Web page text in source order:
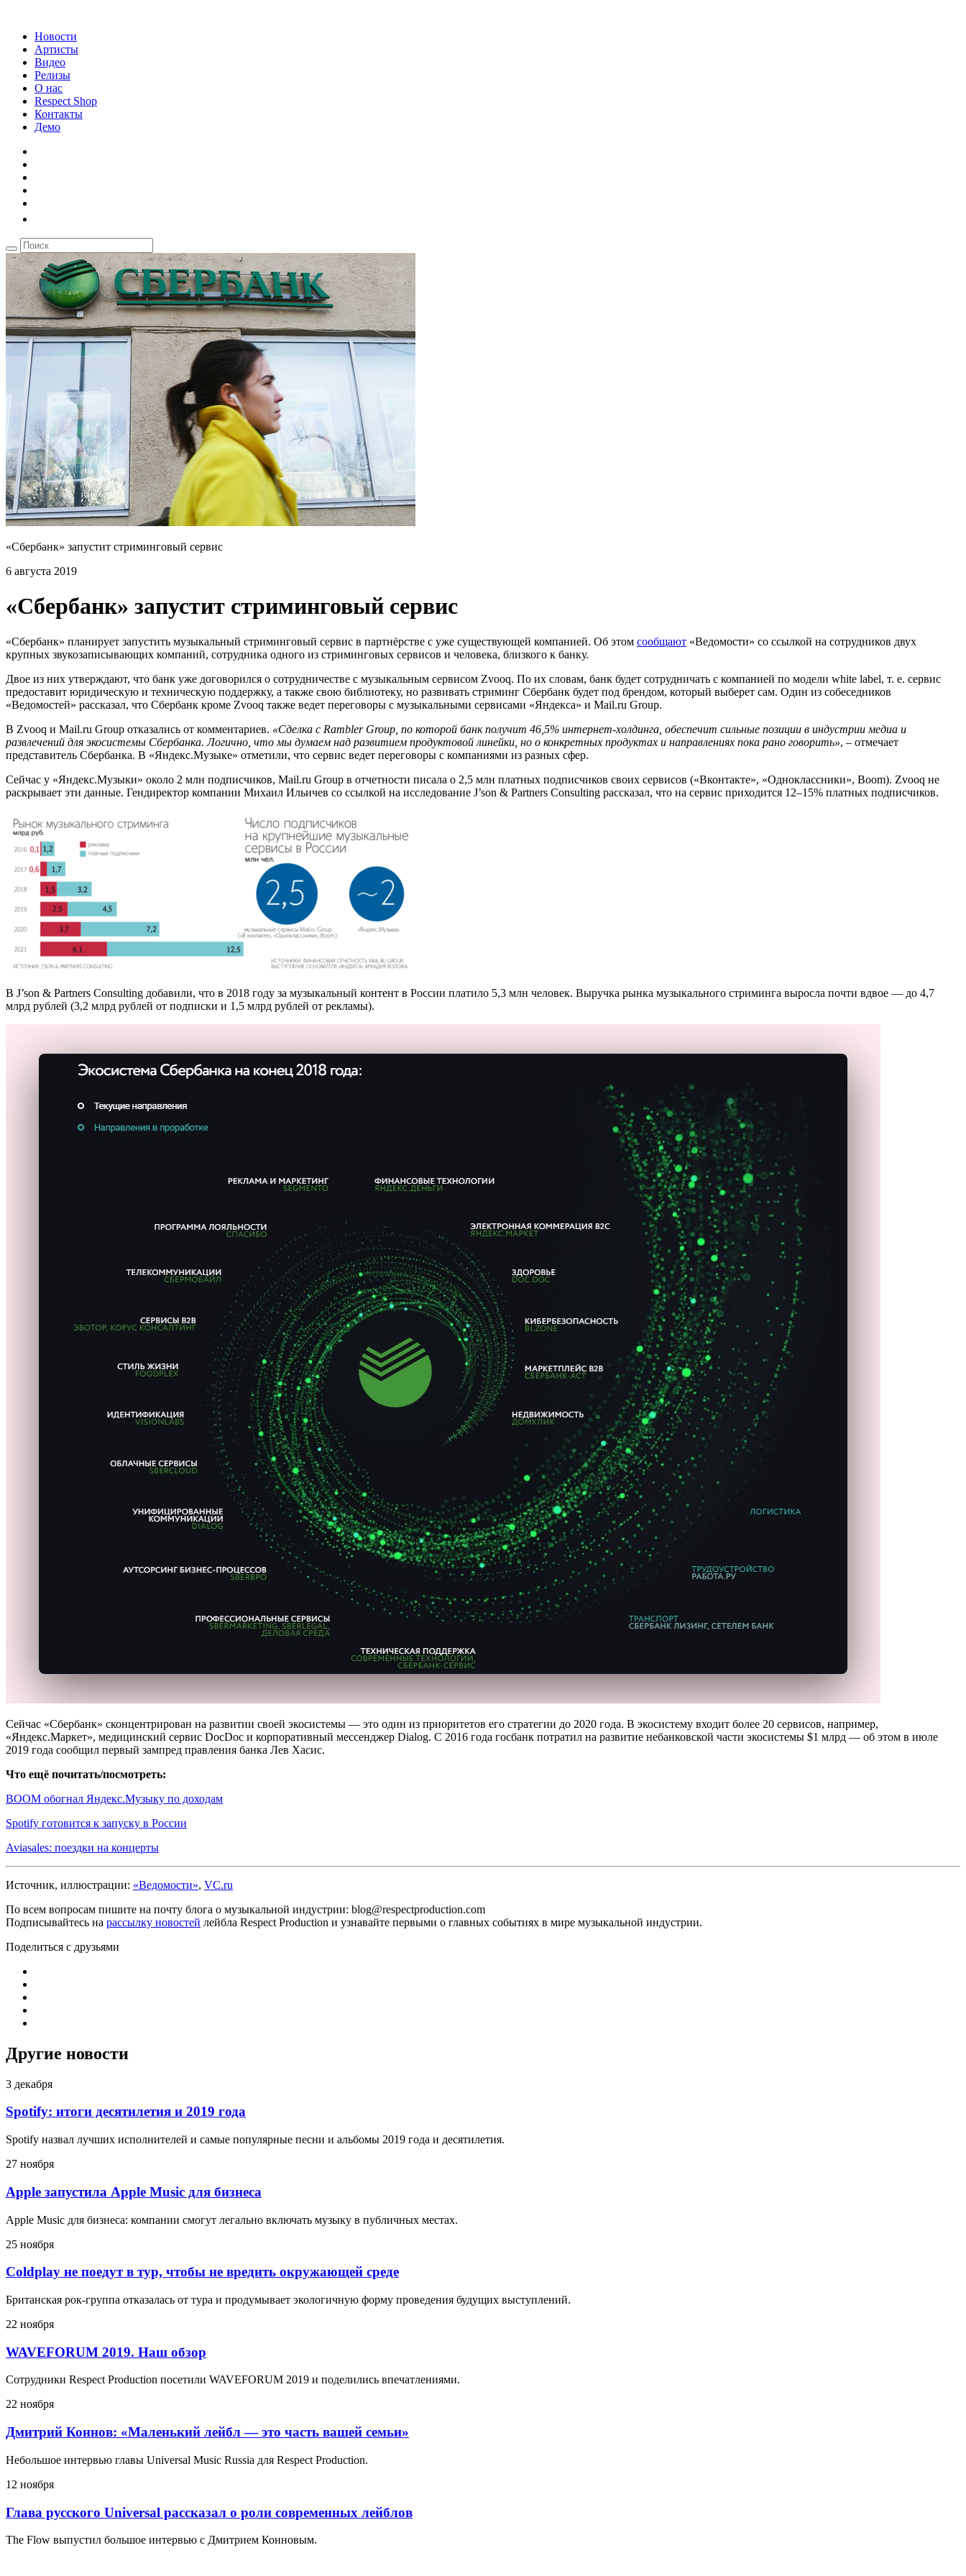
Новости
Артисты
Видео
Релизы
О нас
Respect Shop
Контакты
Демо
«Сбербанк» запустит стриминговый сервис
6 августа 2019
«Сбербанк» запустит стриминговый сервис
«Сбербанк» планирует запустить музыкальный стриминговый сервис в партнёрстве с уже существующей компанией. Об этом сообщают «Ведомости» со ссылкой на сотрудников двух
крупных звукозаписывающих компаний, сотрудника одного из стриминговых сервисов и человека, близкого к банку.
Двое из них утверждают, что банк уже договорился о сотрудничестве с музыкальным сервисом Zvooq. По их словам, банк будет сотрудничать с компанией по модели white label, т. е. сервис
предоставит юридическую и техническую поддержку, а также свою библиотеку, но развивать стриминг Сбербанк будет под брендом, который выберет сам. Один из собеседников
«Ведомостей» рассказал, что Сбербанк кроме Zvooq также ведет переговоры с музыкальными сервисами «Яндекса» и Mail.ru Group.
В Zvooq и Mail.ru Group отказались от комментариев. «Сделка с Rambler Group, по которой банк получит 46,5% интернет-холдинга, обеспечит сильные позиции в индустрии медиа и
развлечений для экосистемы Сбербанка. Логично, что мы думаем над развитием продуктовой линейки, но о конкретных продуктах и направлениях пока рано говорить», – отмечает
представитель Сбербанка. В «Яндекс.Музыке» отметили, что сервис ведет переговоры с компаниями из разных сфер.
Сейчас у «Яндекс.Музыки» около 2 млн подписчиков, Mail.ru Group в отчетности писала о 2,5 млн платных подписчиков своих сервисов («Вконтакте», «Одноклассники», Boom). Zvooq не
раскрывает эти данные. Гендиректор компании Михаил Ильичев со ссылкой на исследование J’son & Partners Consulting рассказал, что на сервис приходится 12–15% платных подписчиков.
В J’son & Partners Consulting добавили, что в 2018 году за музыкальный контент в России платило 5,3 млн человек. Выручка рынка музыкального стриминга выросла почти вдвое — до 4,7
млрд рублей (3,2 млрд рублей от подписки и 1,5 млрд рублей от рекламы).
Сейчас «Сбербанк» сконцентрирован на развитии своей экосистемы — это один из приоритетов его стратегии до 2020 года. В экосистему входит более 20 сервисов, например,
«Яндекс.Маркет», медицинский сервис DocDoc и корпоративный мессенджер Dialog. С 2016 года госбанк потратил на развитие небанковской части экосистемы $1 млрд — об этом в июле
2019 года сообщил первый зампред правления банка Лев Хасис.
Что ещё почитать/посмотреть:
BOOM обогнал Яндекс.Музыку по доходам
Spotify готовится к запуску в России
Aviasales: поездки на концерты
Источник, иллюстрации: «Ведомости», VC.ru
По всем вопросам пишите на почту блога о музыкальной индустрии: blog@respectproduction.com
Подписывайтесь на рассылку новостей лейбла Respect Production и узнавайте первыми о главных событиях в мире музыкальной индустрии.
Поделиться с друзьями
Другие новости
3 декабря
Spotify: итоги десятилетия и 2019 года
Spotify назвал лучших исполнителей и самые популярные песни и альбомы 2019 года и десятилетия.
27 ноября
Apple запустила Apple Music для бизнеса
Apple Music для бизнеса: компании смогут легально включать музыку в публичных местах.
25 ноября
Coldplay не поедут в тур, чтобы не вредить окружающей среде
Британская рок-группа отказалась от тура и продумывает экологичную форму проведения будущих выступлений.
22 ноября
WAVEFORUM 2019. Наш обзор
Сотрудники Respect Production посетили WAVEFORUM 2019 и поделились впечатлениями.
22 ноября
Дмитрий Коннов: «Маленький лейбл — это часть вашей семьи»
Небольшое интервью главы Universal Music Russia для Respect Production.
12 ноября
Глава русского Universal рассказал о роли современных лейблов
The Flow выпустил большое интервью с Дмитрием Конновым.